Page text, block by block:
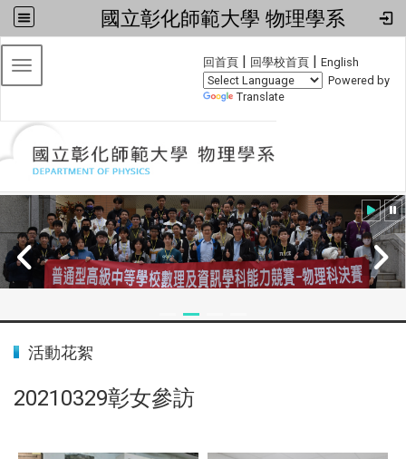
國立彰化師範大學 物理學系
回首頁 | 回學校首頁 | English
Powered by
Translate
Toggle navigation
活動花絮
20210329彰女參訪